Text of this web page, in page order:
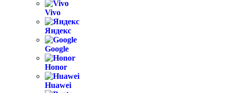
Vivo
Яндекс
Google
Honor
Huawei